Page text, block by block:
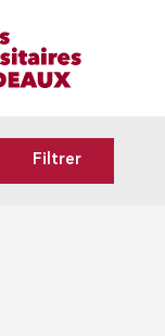
Filtrer